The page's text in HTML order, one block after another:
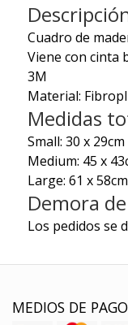
Cuadro de
Viene con cinta
3M
Material:
Medidas
Small: 30 x 29cm
Medium: 45 x
Large: 61 x 58cm
Demora
Los pedidos se
MEDIOS DE PAGO